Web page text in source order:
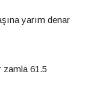
yarım denar
zamla 61.5